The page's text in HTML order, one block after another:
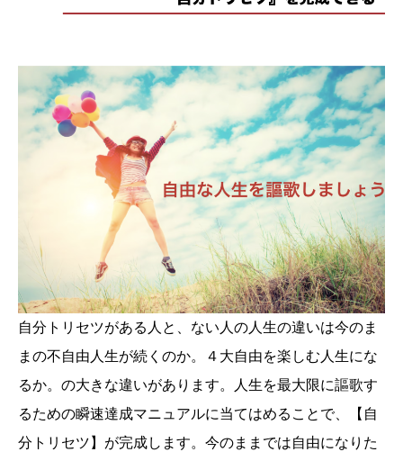
自分トリセツがある人と、ない人の人生の違いは今のま
まの不自由人生が続くのか。４大自由を楽しむ人生にな
るか。の大きな違いがあります。人生を最大限に謳歌す
るための瞬速達成マニュアルに当てはめることで、【自
分トリセツ】が完成します。今のままでは自由になりた